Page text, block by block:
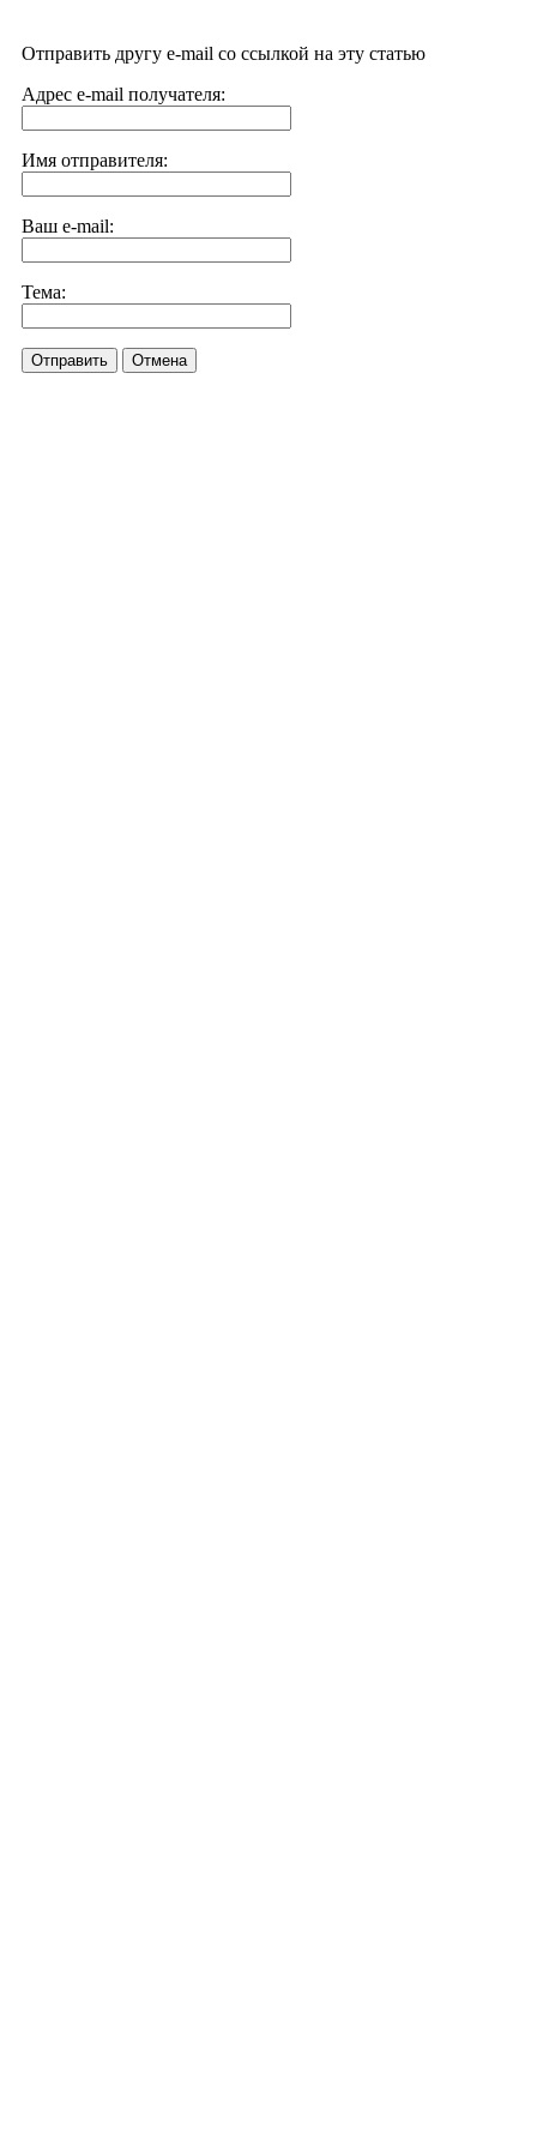
Отправить другу e-mail со ссылкой на эту статью
Адрес e-mail получателя:
Имя отправителя:
Ваш e-mail:
Тема:
Отправить Отмена